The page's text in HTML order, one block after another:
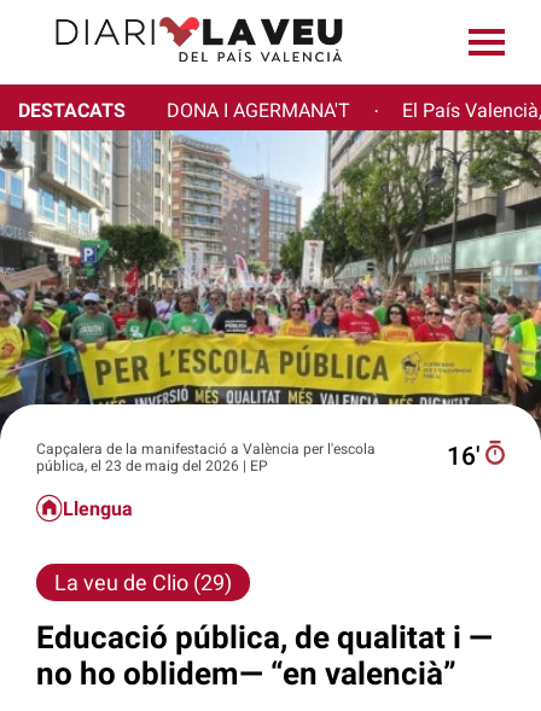
DESTACATS DONA I AGERMANA'T · El País
Capçalera de la manifestació a València per l'escola
pública, el 23 de maig del 2026 | EP
16′
Llengua
La veu de Clio (29)
Educació pública, de qualitat i —
no ho oblidem— “en valencià”